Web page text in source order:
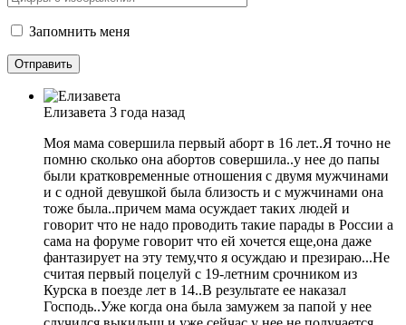
Запомнить меня
Елизавета 3 года назад
Моя мама совершила первый аборт в 16 лет..Я точно не
помню сколько она абортов совершила..у нее до папы
были кратковременные отношения с двумя мужчинами
и с одной девушкой была близость и с мужчинами она
тоже была..причем мама осуждает таких людей и
говорит что не надо проводить такие парады в России а
сама на форуме говорит что ей хочется еще,она даже
фантазирует на эту тему,что я осуждаю и презираю...Не
считая первый поцелуй с 19-летним срочником из
Курска в поезде лет в 14..В результате ее наказал
Господь..Уже когда она была замужем за папой у нее